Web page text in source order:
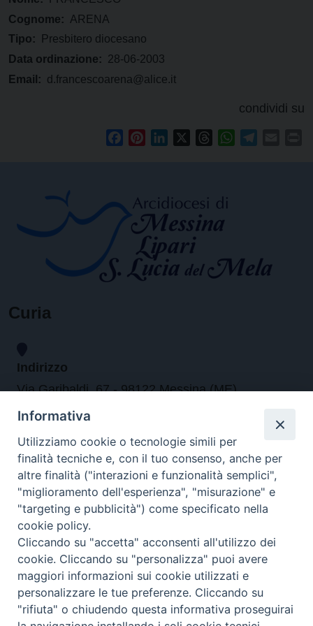
Cognome: ARENA
Tipo:
Presbitero diocesano
Data ordinazione: 28-06-2003
Email: d.francescoarena@alice.it
condividi su
FacebookPinterestLinkedIn ThreadsWhatsApp
Curia
Indirizzo
Via Garibaldi, 67 - 98122 Messina (ME)
Orari
da lunedi al venerdi dalle ore 9.30 alle 12.30
Contatti
Tel. 090.6684111 - Fax. 090.6684206
arcivescovo.messina@tin.it
Canali social
Informativa
Utilizziamo cookie o tecnologie simili per
finalità tecniche e, con il tuo consenso, anche per
altre finalità ("interazioni e funzionalità semplici",
"miglioramento dell'esperienza", "misurazione" e
"targeting e pubblicità") come specificato nella
cookie policy.
Cliccando su "accetta" acconsenti all'utilizzo dei
cookie. Cliccando su "personalizza" puoi avere
maggiori informazioni sui cookie utilizzati e
personalizzare le tue preferenze. Cliccando su
"rifiuta" o chiudendo questa informativa proseguirai